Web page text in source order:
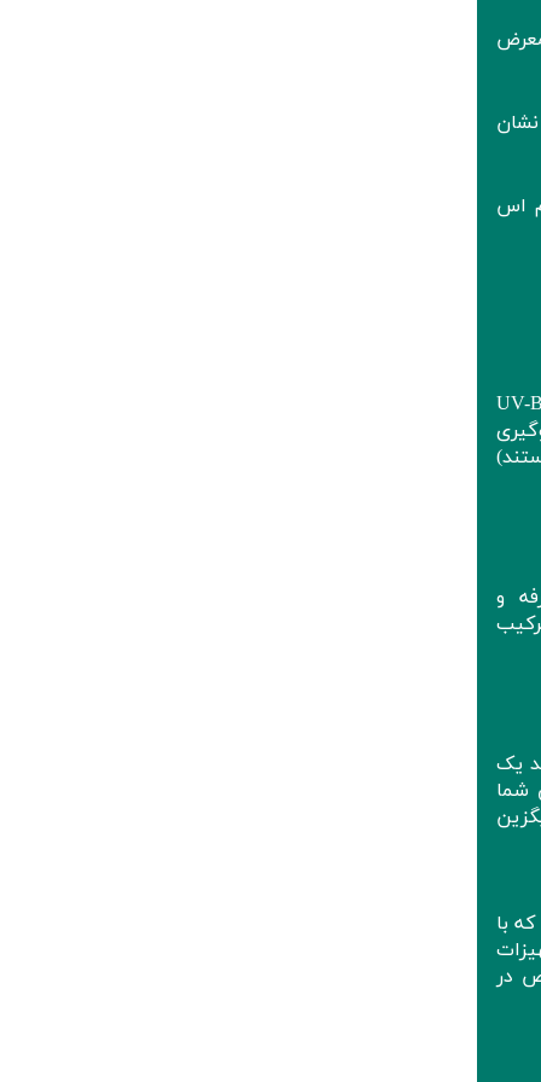
اس
نوردرمانی، به‌ویژه روش‌های مادون قرمز و نوردرمانی روشن، بسیار ایمن و غیرتهاجمی است. با این حال، استفاده از UV-B
و
یک
شما
با
در